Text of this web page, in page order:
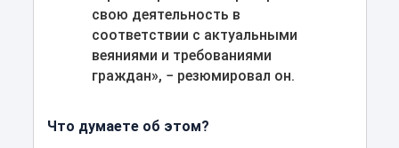
свою деятельность в
соответствии с актуальными
веяниями и требованиями
граждан», − резюмировал он.
Что думаете об этом?